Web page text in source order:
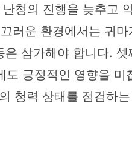
청의 진행을 늦추고
러운 환경에서는 귀
삼가해야 합니다. 셋
긍정적인 영향을 미
청력 상태를 점검하